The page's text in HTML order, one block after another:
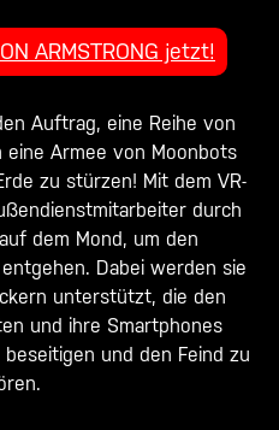
ARMSTRONG jetzt!
Auftrag, eine Reihe von
eine Armee von Moonbots
zu stürzen! Mit dem VR-
durch
dem Mond, um den
Dabei werden sie
unterstützt, die den
und ihre Smartphones
und den Feind zu